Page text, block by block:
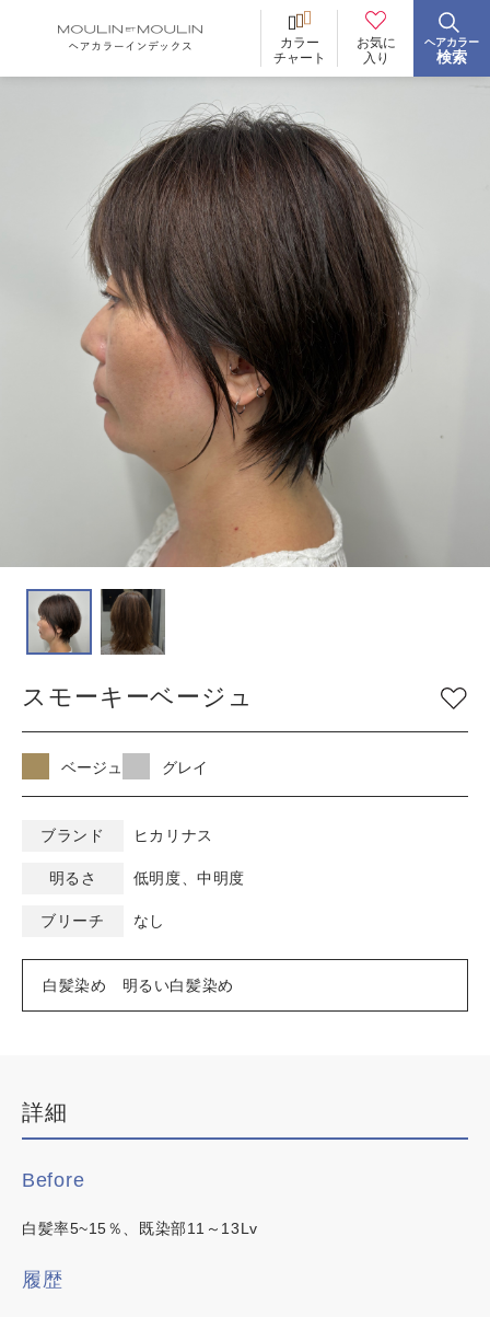
カラー
チャート
お気に
入り
ヘアカラー
検索
BRAND ブランド
ネイチャーディープカラー
ネイチャーディープ スピーディーカラー
明るさ
低明度 中明度 高明度
BLEACH ブリーチ
なし
色
ベージュ
シルバー
ブラウン
ピンク
マット/グリーン
レッド
オレンジ
バイオレット/パープ
イエロー/ホワイト
ブルーブラック
デザインカラー
韓国・ワンホン
明るい白髪染め
時短カラー
スモーキーベージュ
ベージュ グレイ
ブランド ヒカリナス
明るさ 低明度、中明度
ブリーチ なし
白髪染め 明るい白髪染め
詳細
Before
白髪率5~15％、既染部11～13Lv
履歴